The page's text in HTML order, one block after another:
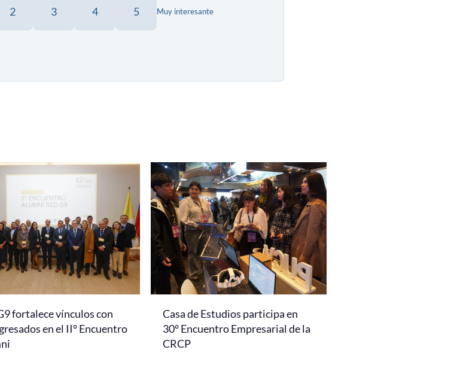
2 3 4 5 Muy interesante
fortalece vínculos con
en el II° Encuentro
Casa de Estudios participa en
30° Encuentro Empresarial de la
CRCP